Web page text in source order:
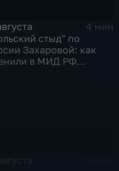
4 мин
стыд" по
Захаровой: как
в МИД РФ